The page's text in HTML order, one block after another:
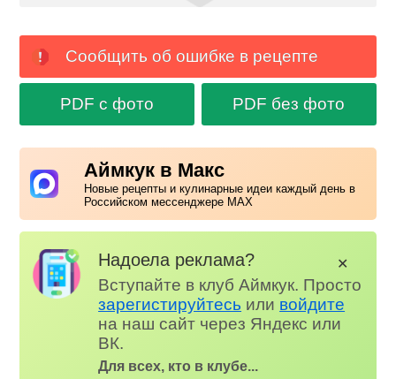
Сообщить об ошибке в рецепте
PDF с фото PDF без фото
Аймкук в Макс
Новые рецепты и кулинарные идеи каждый день в
Российском мессенджере MAX
Надоела реклама?
Вступайте в клуб Аймкук. Просто
зарегистируйтесь или войдите
на наш сайт через Яндекс или
ВК.
Для всех, кто в клубе...
✕